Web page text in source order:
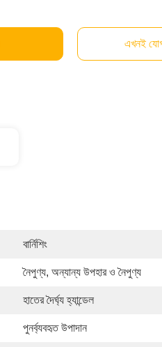
এখনই
বার্নিশিং
নৈপুণ্য, অন্যান্য উপহার ও নৈপুণ্য
হাতের দৈর্ঘ্য হ্যান্ডেল
পুনর্ব্যবহৃত উপাদান